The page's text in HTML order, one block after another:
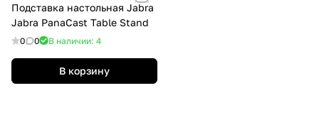
Подставка настольная Jabra
Jabra PanaCast Table Stand
0 0 В наличии: 4
В корзину